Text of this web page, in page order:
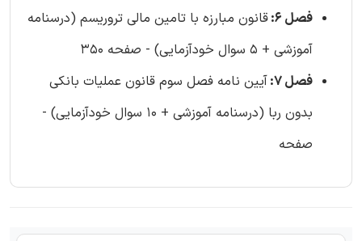
فصل 6:
قانون مبارزه با تامین مالی تروریسم (درسنامه
آموزشی + 5 سوال خودآزمایی) - صفحه 350
فصل 7:
آیین نامه فصل سوم قانون عملیات بانکی
بدون ربا (درسنامه آموزشی + 10 سوال خودآزمایی) -
صفحه